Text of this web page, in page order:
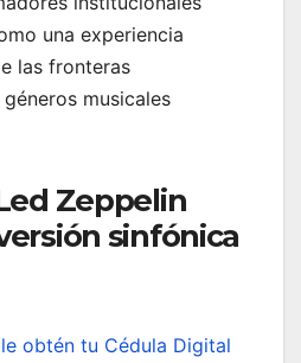
una experiencia
las fronteras
musicales
Zeppelin
sinfónica
obtén tu Cédula Digital